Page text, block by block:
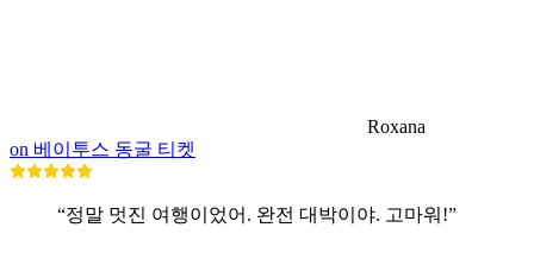
Roxana
on 베이투스 동굴 티켓
“정말 멋진 여행이었어. 완전 대박이야. 고마워!”